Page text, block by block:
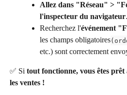
Allez dans "Réseau" >
l'inspecteur du navigateur.
Recherchez l'événement
les champs obligatoires
etc.) sont correctement
✅ Si tout fonctionne, vous êtes
les ventes !